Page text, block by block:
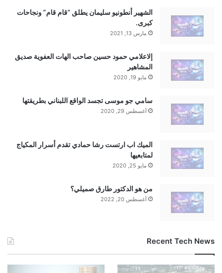
الشهير أنطونيو سليمان يطلق “قام قام” ونجاحات
كبرى.
مارس 13, 2021
إلاعلامي حمود حسين صاحب الهات العفوية صديق
المشاهير
مايو 19, 2020
سامي جو موسى تجسد الواقع اللبناني بطريقتها
أغسطس 29, 2020
الميك اب ارتست رشا حمادي تقدم أسرار المكياج
لمتابعيها
مايو 25, 2020
من هو الدكتور طارق صميلي؟
أغسطس 20, 2022
Recent Tech News